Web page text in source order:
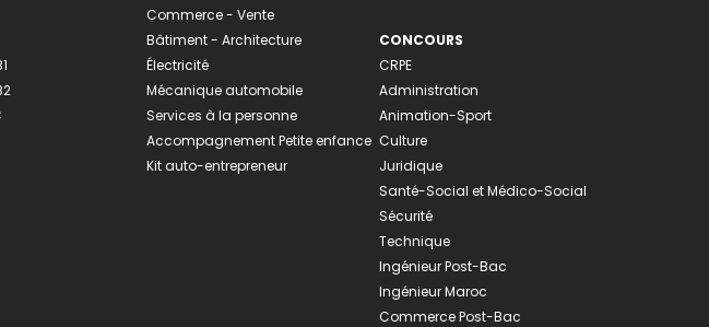
Commerce - Vente
Bâtiment - Architecture
Électricité
Mécanique automobile
Services à la personne
Accompagnement Petite enfance
Kit auto-entrepreneur
CONCOURS
CRPE
Administration
Animation-Sport
Culture
Juridique
Santé-Social et Médico-Social
Sécurité
Technique
Ingénieur Post-Bac
Ingénieur Maroc
Commerce Post-Bac